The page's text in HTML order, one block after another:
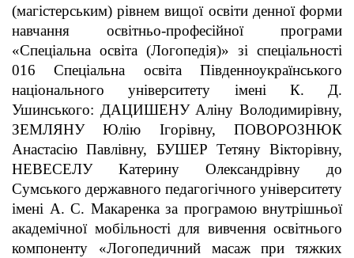
(магістерським) рівнем вищої освіти денної форми
навчання освітньо-професійної програми
«Спеціальна освіта (Логопедія)» зі спеціальності
016 Спеціальна освіта Південноукраїнського
національного університету імені К. Д.
Ушинського: ДАЦИШЕНУ Аліну Володимирівну,
ЗЕМЛЯНУ Юлію Ігорівну, ПОВОРОЗНЮК
Анастасію Павлівну, БУШЕР Тетяну Вікторівну,
НЕВЕСЕЛУ Катерину Олександрівну до
Сумського державного педагогічного університету
імені А. С. Макаренка за програмою внутрішньої
академічної мобільності для вивчення освітнього
компоненту «Логопедичний масаж при тяжких